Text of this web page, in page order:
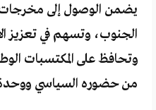
يضمن الوصول إلى
الجنوب، وتسهم في تعزيز
وتحافظ على المكتسبات
من حضوره السياسي